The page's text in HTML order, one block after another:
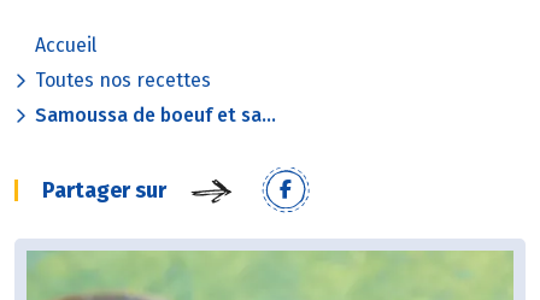
Accueil
Toutes nos recettes
Samoussa de boeuf et sa...
Partager sur